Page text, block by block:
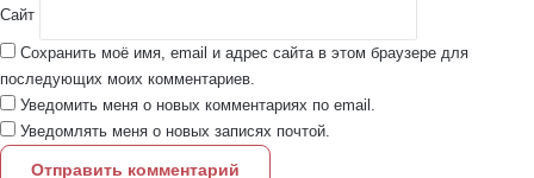
Сайт
Сохранить моё имя, email и адрес сайта в этом браузере для
последующих моих комментариев.
Уведомить меня о новых комментариях по email.
Уведомлять меня о новых записях почтой.